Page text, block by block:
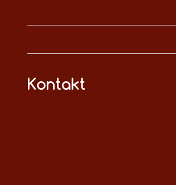
Kontakt